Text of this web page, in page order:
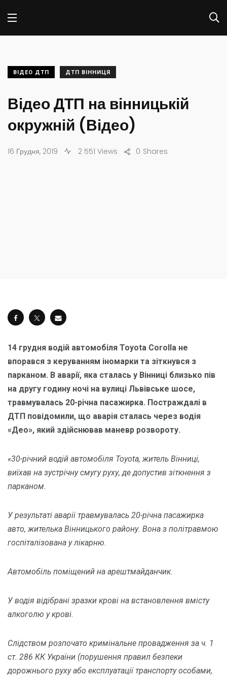
ВІДЕО ДТП ДТП ВІННИЦЯ
Відео ДТП на вінницькій
окружній (Відео)
16 Грудня, 2019 2 551 Views Shares
0
14 грудня водій автомобіля Toyota Corolla не
впорався з керуванням іномарки та зіткнувся з
парканом. В аварії, яка сталась у Вінниці близько пів
на другу годину ночі на вулиці Львівське шосе,
травмувалась 20-річна пасажирка. Постраждалі в
ДТП повідомили, що аварія сталась через водія
«Део», який здійснював маневр розвороту.
«30-річний водій автомобіля Toyota, житель Вінниці,
виїхав на зустрічну смугу руху, де допустив зіткнення з
парканом.
У результаті аварії травмувалась 20-річна пасажирка
авто, жителька Вінницького району. Вона з політравмою
госпіталізована у лікарню.
Автомобіль поміщений на арештмайданчик.
У водія відібрані зразки крові на встановлення вмісту
алкоголю у крові.
Слідством розпочато кримінальне провадження за ч. 1
ст. 286 КК України (порушення правил безпеки
дорожнього руху або експлуатації транспорту особами,